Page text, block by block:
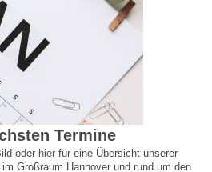
Termine
oder hier für eine Übersicht unserer
Großraum Hannover und rund um den